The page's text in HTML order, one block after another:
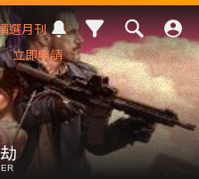
立即申請
選月刊